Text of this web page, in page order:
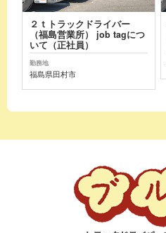
２ｔトラックドライバー
（福島営業所） job tagにつ
いて（正社員）
勤務地
福島県田村市